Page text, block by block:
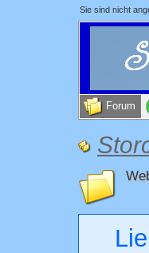
Sie sind nicht
Forum